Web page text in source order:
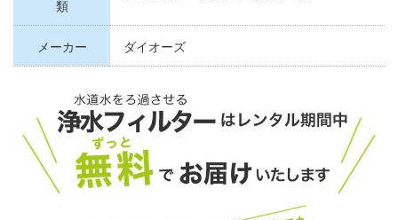
類
メーカー ダイオーズ